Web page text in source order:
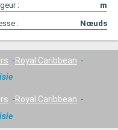
:
m
: Nœuds
Royal Caribbean
Royal Caribbean